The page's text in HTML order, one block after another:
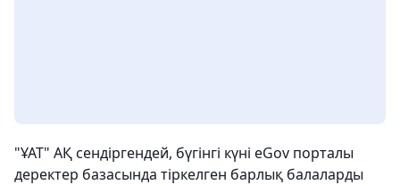
"ҰАТ" АҚ сендіргендей, бүгінгі күні eGov порталы
деректер базасында тіркелген барлық балаларды